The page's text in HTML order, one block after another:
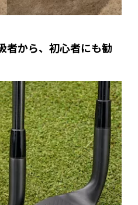
者から、初心者にも勧